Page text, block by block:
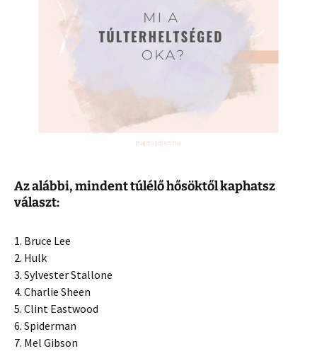
Az alábbi, mindent túlélő hősöktől kaphatsz
választ:
1. Bruce Lee
2. Hulk
3. Sylvester Stallone
4. Charlie Sheen
5. Clint Eastwood
6. Spiderman
7. Mel Gibson